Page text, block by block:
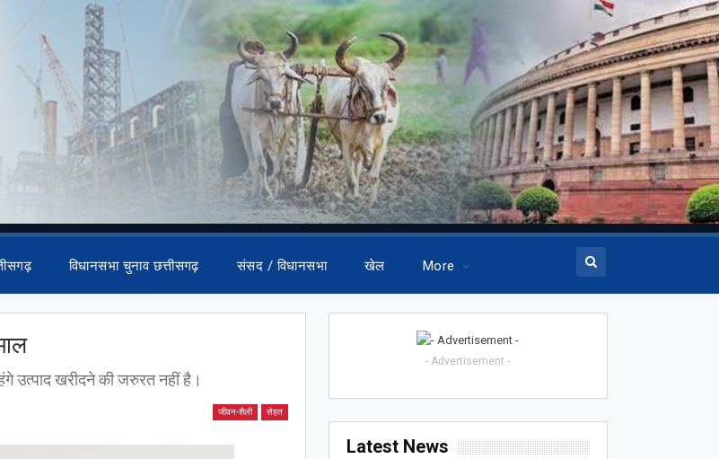
विधानसभा चुनाव छत्तीसगढ़ संसद / विधानसभा खेल More
खरीदने की जरुरत नहीं है।
जीवन-शैली सेहत
- Advertisement -
Latest News